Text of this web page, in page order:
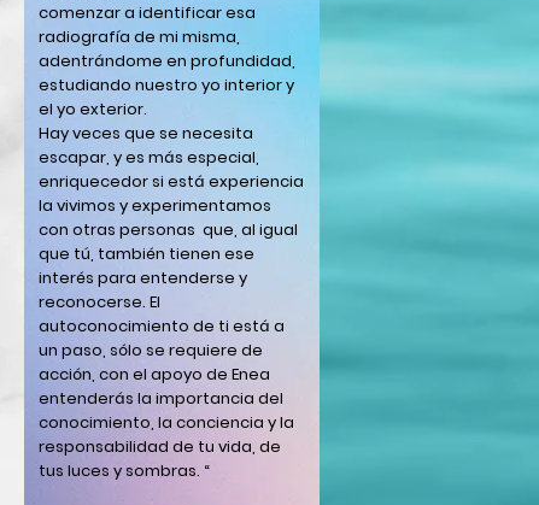
comenzar a identificar esa
radiografía de mi misma,
adentrándome en profundidad,
estudiando nuestro yo interior y
el yo exterior.
Hay veces que se necesita
escapar, y es más especial,
enriquecedor si está experiencia
la vivimos y experimentamos
con otras personas que, al igual
que tú, también tienen ese
interés para entenderse y
reconocerse. El
autoconocimiento de ti está a
un paso, sólo se requiere de
acción, con el apoyo de Enea
entenderás la importancia del
conocimiento, la conciencia y la
responsabilidad de tu vida, de
tus luces y sombras. “